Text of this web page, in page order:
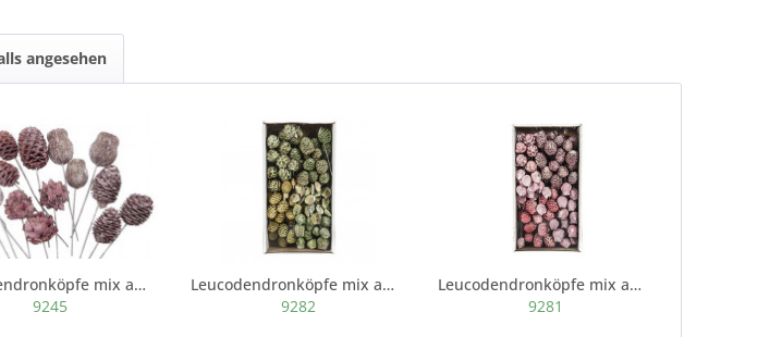
angesehen
Leucodendronköpfe mix am Draht 100 Stück rot...
9245
Leucodendronköpfe mix am Draht 100 Stück grün...
9282
Leucodendronköpfe mix am Draht 100
9281